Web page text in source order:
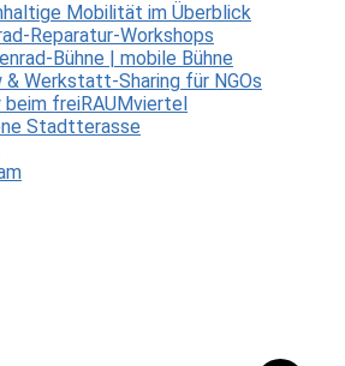
Mobilität im Überblick
Reparatur-Workshops
Bühne | mobile Bühne
& Werkstatt-Sharing für NGOs
beim freiRAUMviertel
Stadtterasse